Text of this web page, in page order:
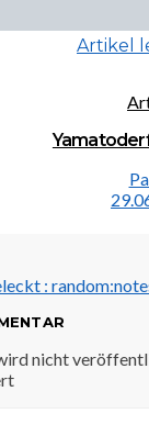
Artikel
:
nicht